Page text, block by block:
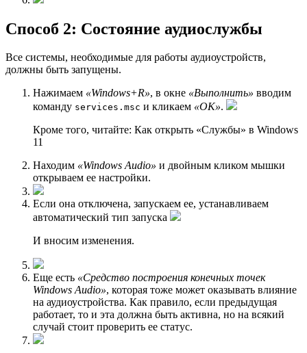
Способ 2: Состояние аудиослужбы
Все системы, необходимые для работы аудиоустройств,
должны быть запущены.
Нажимаем «Windows+R», в окне «Выполнить» вводим
команду services.msc и кликаем «OK».
Кроме того, читайте: Как открыть «Слyжбы» в Windows
11
Находим «Windows Audio» и двойным кликом мышки
открываем ее настройки.
Если она отключена, запускаем ее, устанавливаем
автоматический тип запуска
И вносим изменения.
Еще есть «Средство построения конечных точек
Windows Audio», которая тоже может оказывать влияние
на аудиоустройства. Как правило, если предыдущая
работает, то и эта должна быть активна, но на всякий
случай стоит проверить ее статус.